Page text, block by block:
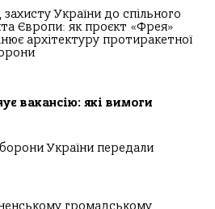
захисту України до спільного
Європи: як проєкт «Фрея»
архітектуру протиракетної
вакансію: які вимоги
України передали